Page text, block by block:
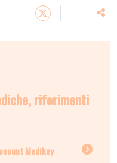
riferimenti
Medikey